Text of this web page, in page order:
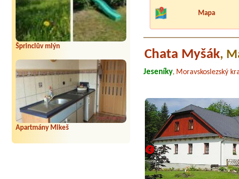
Šprinclův mlýn
Apartmány Mikeš
Mapa
Chata Myšák,
Jeseníky, Moravskoslezský